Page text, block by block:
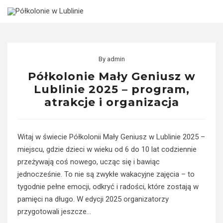
Skip
By admin
Półkolonie Mały Geniusz w
Lublinie 2025 – program,
atrakcje i organizacja
Witaj w świecie Półkolonii Mały Geniusz w Lublinie 2025 –
miejscu, gdzie dzieci w wieku od 6 do 10 lat codziennie
przeżywają coś nowego, ucząc się i bawiąc
jednocześnie. To nie są zwykłe wakacyjne zajęcia – to
tygodnie pełne emocji, odkryć i radości, które zostają w
pamięci na długo. W edycji 2025 organizatorzy
przygotowali jeszcze…